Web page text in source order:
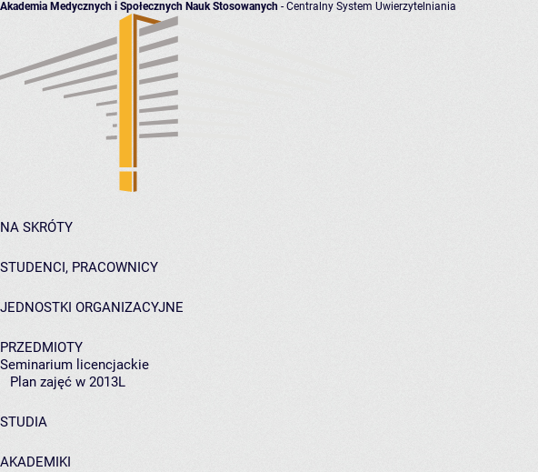
Akademia Medycznych i Społecznych Nauk Stosowanych - Centralny System Uwierzytelniania
NA SKRÓTY
STUDENCI, PRACOWNICY
JEDNOSTKI ORGANIZACYJNE
PRZEDMIOTY
Seminarium licencjackie
Plan zajęć w 2013L
STUDIA
AKADEMIKI